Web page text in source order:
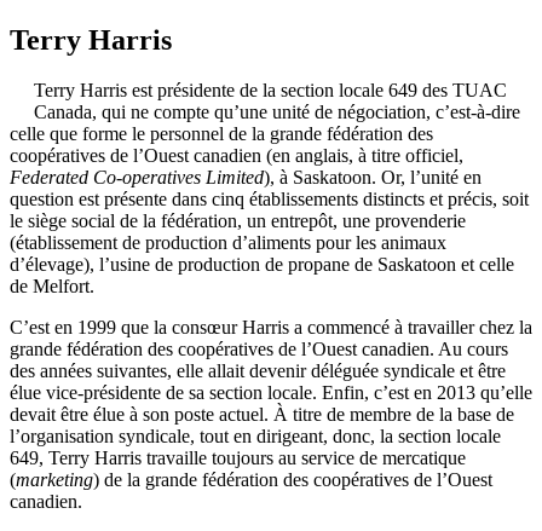
Terry Harris
Terry Harris est présidente de la section locale 649 des TUAC
Canada, qui ne compte qu’une unité de négociation, c’est-à-dire
celle que forme le personnel de la grande fédération des
coopératives de l’Ouest canadien (en anglais, à titre officiel,
Federated Co-operatives Limited), à Saskatoon. Or, l’unité en
question est présente dans cinq établissements distincts et précis, soit
le siège social de la fédération, un entrepôt, une provenderie
(établissement de production d’aliments pour les animaux
d’élevage), l’usine de production de propane de Saskatoon et celle
de Melfort.
C’est en 1999 que la consœur Harris a commencé à travailler chez la
grande fédération des coopératives de l’Ouest canadien. Au cours
des années suivantes, elle allait devenir déléguée syndicale et être
élue vice-présidente de sa section locale. Enfin, c’est en 2013 qu’elle
devait être élue à son poste actuel. À titre de membre de la base de
l’organisation syndicale, tout en dirigeant, donc, la section locale
649, Terry Harris travaille toujours au service de mercatique
(marketing) de la grande fédération des coopératives de l’Ouest
canadien.